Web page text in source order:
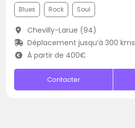
Blues Rock Soul
Chevilly-Larue (94)
Déplacement jusqu’à 300 kms
À partir de 400€
Contacter